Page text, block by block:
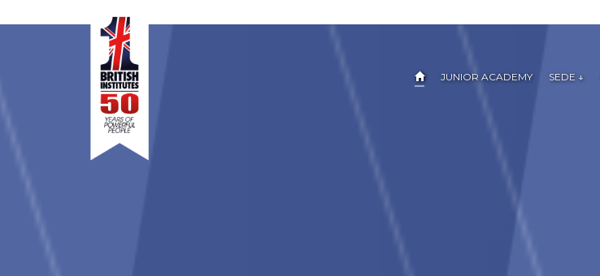
JUNIOR ACADEMY SEDE ↓